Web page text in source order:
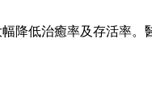
降低治癒率及存活率。